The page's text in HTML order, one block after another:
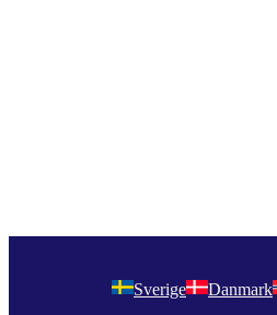
Sverige Danmark